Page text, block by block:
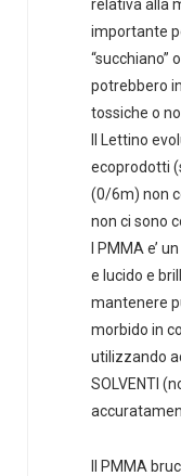
relativa alla
importante
“succhiano”
potrebbero
tossiche o
Il Lettino
ecoprodotti
(0/6m) non
non ci sono
l PMMA e’
e lucido e
mantenere
morbido in
utilizzando
SOLVENTI
Il PMMA